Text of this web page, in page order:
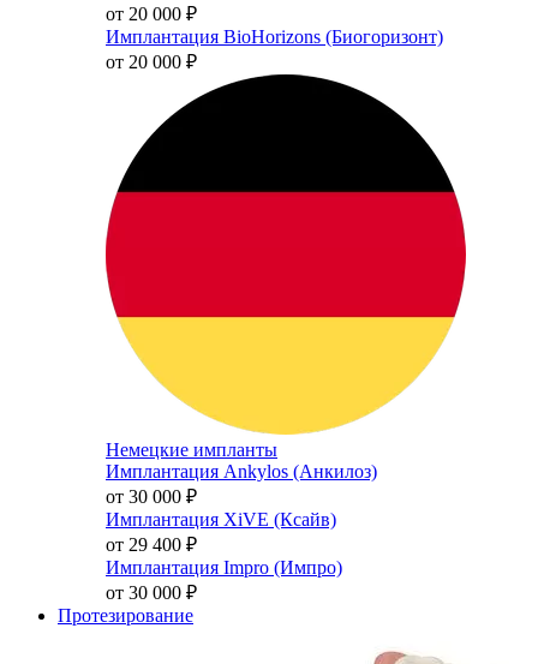
от 20 000 ₽
Имплантация BioHorizons (Биогоризонт)
от 20 000 ₽
Немецкие импланты
Имплантация Ankylos (Анкилоз)
от 30 000 ₽
Имплантация XiVE (Ксайв)
от 29 400 ₽
Имплантация Impro (Импро)
от 30 000 ₽
Протезирование